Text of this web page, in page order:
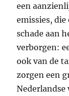
een
emissies,
schade aan
verborgen:
ook van de
zorgen een
Nederlandse